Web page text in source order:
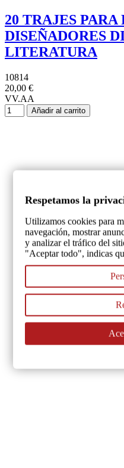
20 TRAJES PARA
DISEÑADORES
LITERATURA
10814
20,00 €
VV.AA
Añadir al carrito
Respetamos la
Utilizamos cookies para
navegación, mostrar
y analizar el tráfico del
"Aceptar todo", indicas